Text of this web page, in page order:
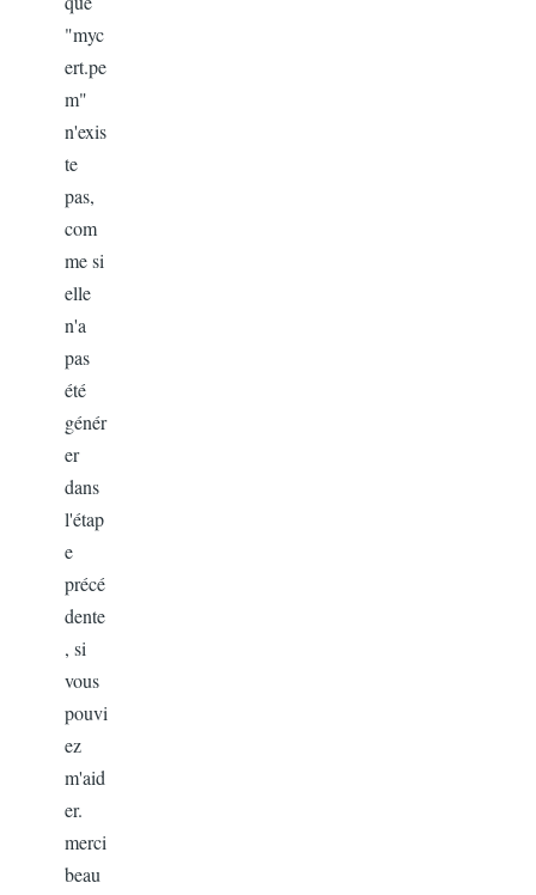
"myc
ert.pe
m"
n'exis
te
pas,
com
me si
elle
n'a
pas
été
génér
er
dans
l'étap
e
précé
dente
, si
vous
pouvi
ez
m'aid
er.
merci
beau